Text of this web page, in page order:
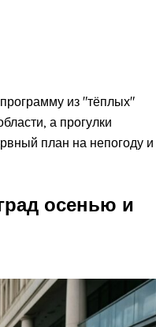
из "тёплых"
а прогулки
план на непогоду и
осенью и